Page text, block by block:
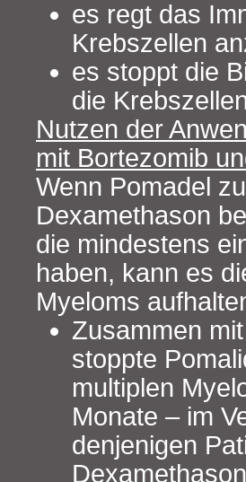
es regt das
Krebszellen
es stoppt die
die
Nutzen der
mit Bortezomib
Wenn Pomadel
Dexamethason
die mindestens
haben, kann es
Myeloms
Zusammen
stoppte
multiplen
Monate – im
denjenigen